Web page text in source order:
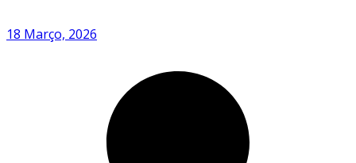
18 Março, 2026